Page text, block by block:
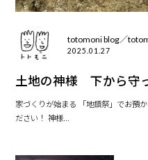
totomoni blog／
2025.01.27
土地の神様 下から守
家づくりが始まる 「地鎮祭」でお預
ださい！ 神様...